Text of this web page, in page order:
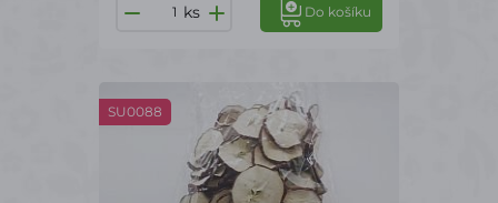
ks Do košíku
SU0088